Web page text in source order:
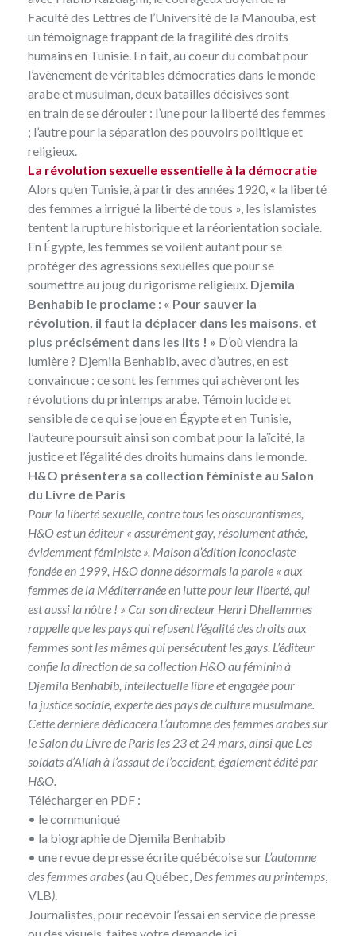
Faculté des Lettres de l’Université de la Manouba, est
un témoignage frappant de la fragilité des droits
humains en Tunisie. En fait, au coeur du combat pour
l’avènement de véritables démocraties dans le monde
arabe et musulman, deux batailles décisives sont
en train de se dérouler : l’une pour la liberté des femmes
; l’autre pour la séparation des pouvoirs politique et
religieux.
La révolution sexuelle essentielle à la démocratie
Alors qu’en Tunisie, à partir des années 1920, « la liberté
des femmes a irrigué la liberté de tous », les islamistes
tentent la rupture historique et la réorientation sociale.
En Égypte, les femmes se voilent autant pour se
protéger des agressions sexuelles que pour se
soumettre au joug du rigorisme religieux. Djemila
Benhabib le proclame : « Pour sauver la
révolution, il faut la déplacer dans les maisons, et
plus précisément dans les lits ! » D’où viendra la
lumière ? Djemila Benhabib, avec d’autres, en est
convaincue : ce sont les femmes qui achèveront les
révolutions du printemps arabe. Témoin lucide et
sensible de ce qui se joue en Égypte et en Tunisie,
l’auteure poursuit ainsi son combat pour la laïcité, la
justice et l’égalité des droits humains dans le monde.
H&O présentera sa collection féministe au Salon
du Livre de Paris
Pour la liberté sexuelle, contre tous les obscurantismes,
H&O est un éditeur « assurément gay, résolument athée,
évidemment féministe ». Maison d’édition iconoclaste
fondée en 1999, H&O donne désormais la parole « aux
femmes de la Méditerranée en lutte pour leur liberté, qui
est aussi la nôtre ! » Car son directeur Henri Dhellemmes
rappelle que les pays qui refusent l’égalité des droits aux
femmes sont les mêmes qui persécutent les gays. L’éditeur
confie la direction de sa collection H&O au féminin à
Djemila Benhabib, intellectuelle libre et engagée pour
la justice sociale, experte des pays de culture musulmane.
Cette dernière dédicacera L’automne des femmes arabes sur
le Salon du Livre de Paris les 23 et 24 mars, ainsi que Les
soldats d’Allah à l’assaut de l’occident, également édité par
H&O.
Télécharger en PDF :
• lecommuniqué
• la biographiede Djemila Benhabib
• unerevue de presseécrite québécoise sur L’automne
des femmes arabes(au Québec, Des femmes au printemps
VLB)
Journalistes, pour recevoir l’essai en service de presse